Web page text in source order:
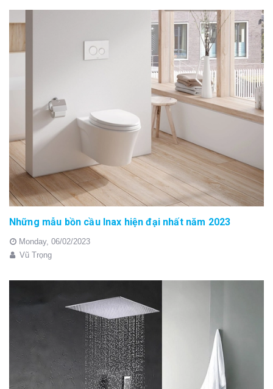
Những mẫu bồn cầu Inax hiện đại nhất năm 2023
Monday, 06/02/2023
Vũ Trọng